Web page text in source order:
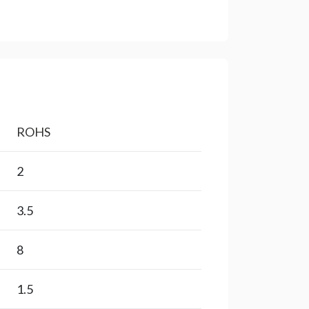
ROHS
2
3.5
8
1.5